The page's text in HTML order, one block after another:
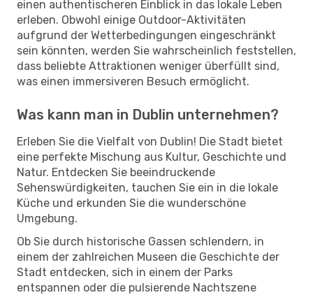
einen authentischeren Einblick in das lokale Leben
erleben. Obwohl einige Outdoor-Aktivitäten
aufgrund der Wetterbedingungen eingeschränkt
sein könnten, werden Sie wahrscheinlich feststellen,
dass beliebte Attraktionen weniger überfüllt sind,
was einen immersiveren Besuch ermöglicht.
Was kann man in Dublin unternehmen?
Erleben Sie die Vielfalt von Dublin! Die Stadt bietet
eine perfekte Mischung aus Kultur, Geschichte und
Natur. Entdecken Sie beeindruckende
Sehenswürdigkeiten, tauchen Sie ein in die lokale
Küche und erkunden Sie die wunderschöne
Umgebung.
Ob Sie durch historische Gassen schlendern, in
einem der zahlreichen Museen die Geschichte der
Stadt entdecken, sich in einem der Parks
entspannen oder die pulsierende Nachtszene